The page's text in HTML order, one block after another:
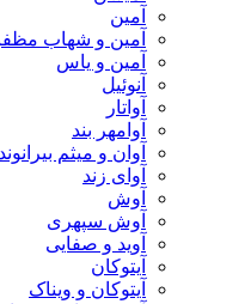
آمین
آمین و شهاب
آمین و یاس
آنوئیل
آواتار
آوامهر بند
آوان و میثم بیرانوند
آوای زند
آوش
آوش سپهری
آوید و صفایی
آیتوکان
آیتوکان و ویناک